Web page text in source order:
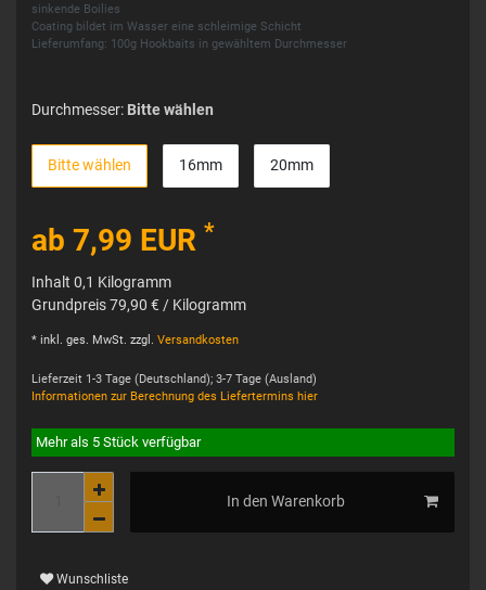
sinkende Boilies
Coating bildet im Wasser eine schleimige Schicht
Lieferumfang: 100g Hookbaits in gewähltem Durchmesser
Durchmesser: Bitte wählen
Bitte wählen 16mm 20mm
ab 7,99 EUR *
Inhalt 0,1 Kilogramm
Grundpreis79,90 € / Kilogramm
* inkl. ges. MwSt. zzgl. Versandkosten
Lieferzeit 1-3 Tage (Deutschland); 3-7 Tage (Ausland)
Informationen zur Berechnung des Liefertermins hier
Mehr als 5 Stück verfügbar
In den Warenkorb
Wunschliste